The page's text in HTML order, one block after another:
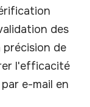
des
précision de
l'efficacité
e-mail en